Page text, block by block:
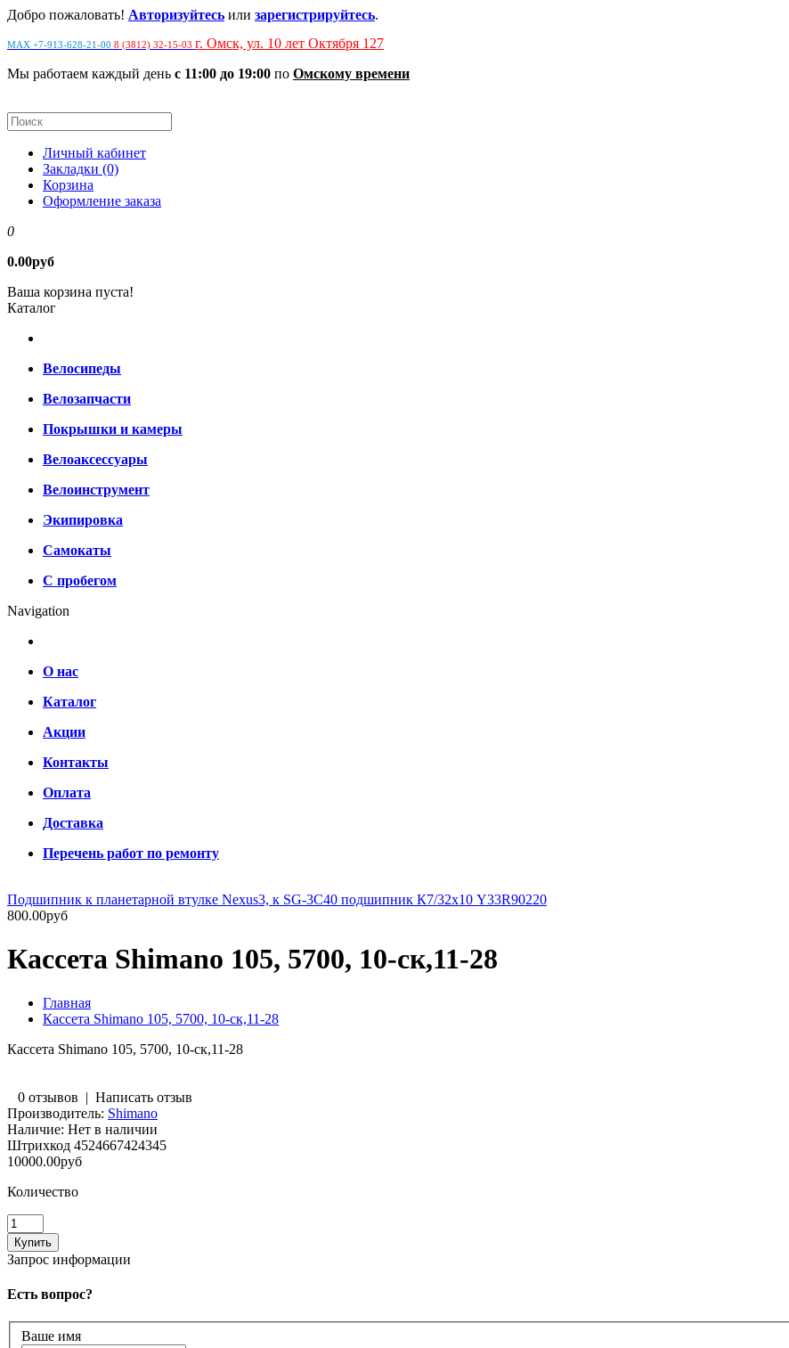
Добро пожаловать! Авторизуйтесь или зарегистрируйтесь.
MAX +7-913-628-21-00 8 (3812) 32-15-03 г. Омск, ул. 10 лет Октября 127
Мы работаем каждый день с 11:00 до 19:00 по Омскому времени
Личный кабинет
Закладки (0)
Корзина
Оформление заказа
0
0.00руб
Ваша корзина пуста!
Каталог
Велосипеды
Велозапчасти
Покрышки и камеры
Велоаксессуары
Велоинструмент
Экипировка
Самокаты
С пробегом
Navigation
О нас
Каталог
Акции
Контакты
Оплата
Доставка
Перечень работ по ремонту
Подшипник к планетарной втулке Nexus3, к SG-3C40 подшипник К7/32х10 Y33R90220
800.00руб
Кассета Shimano 105, 5700, 10-ск,11-28
Главная
Кассета Shimano 105, 5700, 10-ск,11-28
Кассета Shimano 105, 5700, 10-ск,11-28
0 отзывов | Написать отзыв
Производитель: Shimano
Наличие: Нет в наличии
Штрихкод 4524667424345
10000.00руб
Количество
Запрос информации
Есть вопрос?
Ваше имя